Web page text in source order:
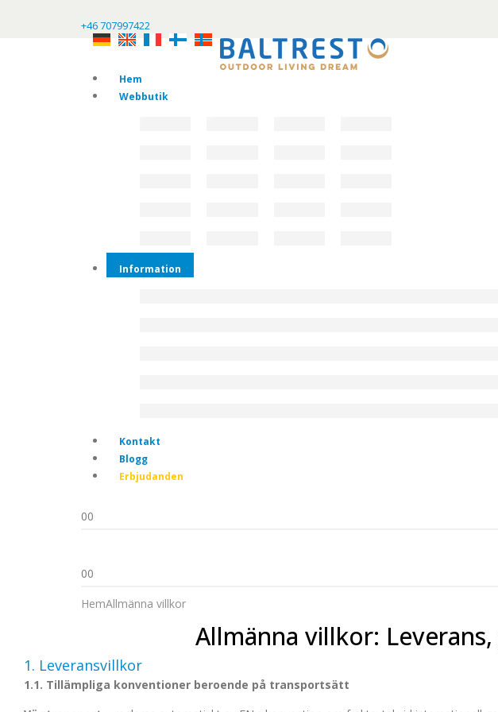
+46 707997422
Hem
Webbutik
Information
Kontakt
Blogg
Erbjudanden
00
00
HemAllmänna villkor
Allmänna villkor:
1. Leveransvillkor
1.1. Tillämpliga konventioner beroende på transportsätt